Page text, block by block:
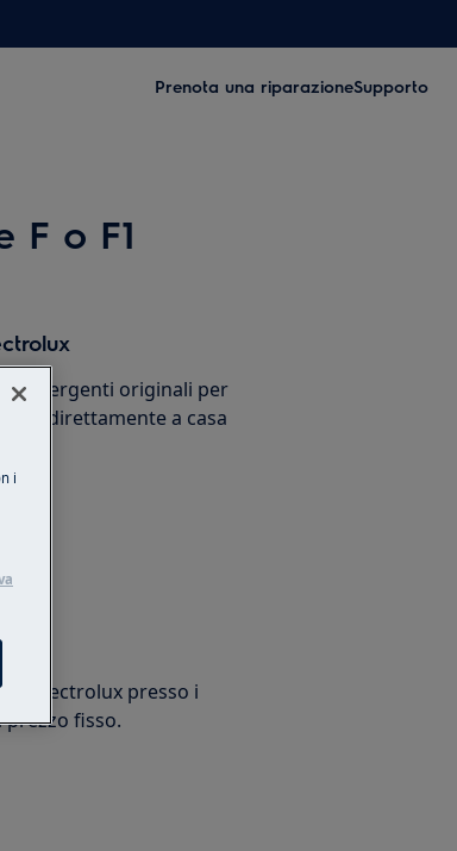
Prenota una riparazioneSupporto
F o F1
e detergenti originali per
direttamente a casa
Electrolux presso i
fisso.
i